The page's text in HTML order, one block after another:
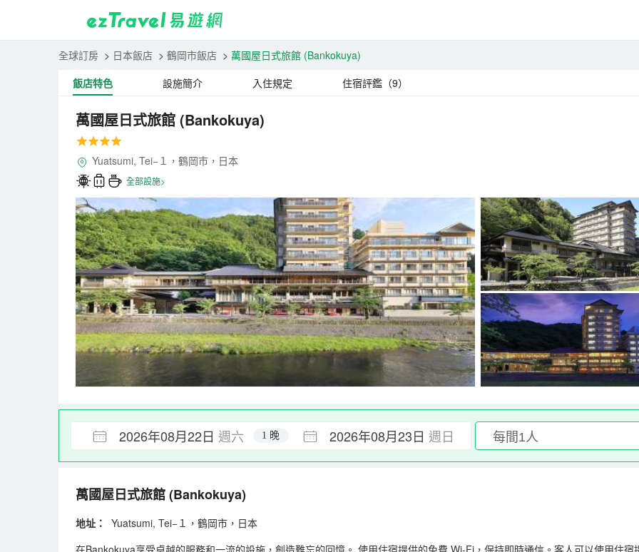
全球訂房 > 日本飯店 > 鶴岡市飯店 > 萬國屋日式旅館 (Bankokuya)
飯店特色
設施簡介 入住規定 住宿評鑑（9）
萬國屋日式旅館 (Bankokuya)
Yuatsumi, Tei−１，鶴岡市，日本
全部設施>
2026年08月22日 週六 2026年08月23日 週日
1 晚
萬國屋日式旅館(Bankokuya)
地址：
Yuatsumi, Tei−１，鶴岡市，日本
在Bankokuya享受卓越的服務和一流的設施，創造難忘的回憶。 使用住宿提供的免費 Wi-Fi，保持即時通信。客人可以使用住